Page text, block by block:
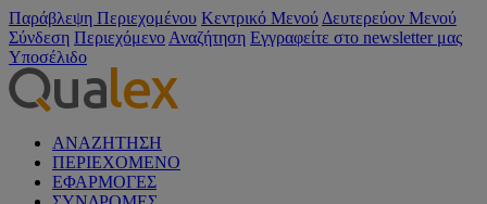
Παράβλεψη Περιεχομένου Κεντρικό Μενού Δευτερεύον Μενού
Σύνδεση Περιεχόμενο Αναζήτηση Εγγραφείτε στο newsletter μας
Υποσέλιδο
ΑΝΑΖΗΤΗΣΗ
ΠΕΡΙΕΧΟΜΕΝΟ
ΕΦΑΡΜΟΓΕΣ